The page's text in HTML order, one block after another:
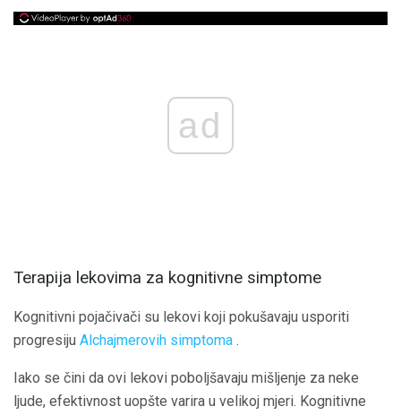
ad
Terapija lekovima za kognitivne simptome
Kognitivni pojačivači su lekovi koji pokušavaju usporiti
progresiju Alchajmerovih simptoma .
Iako se čini da ovi lekovi poboljšavaju mišljenje za neke
ljude, efektivnost uopšte varira u velikoj mjeri. Kognitivne